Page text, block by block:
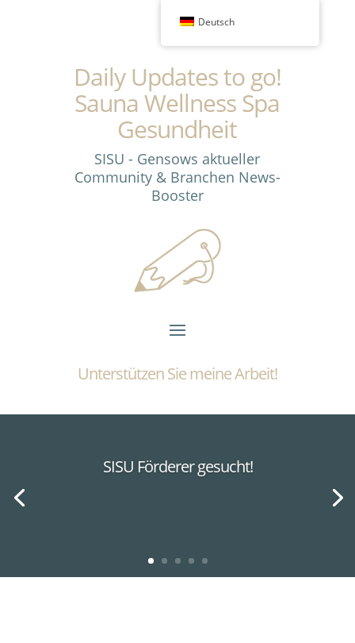
Daily Updates to go!
Sauna Wellness Spa
Gesundheit
SISU - Gensows aktueller
Community & Branchen News-
Booster
Unterstützen Sie meine Arbeit!
SISU Förderer gesucht!
Deutsch